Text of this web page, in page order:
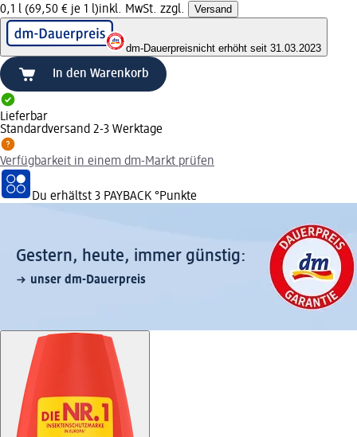
0,1 l (69,50 € je 1 l)inkl. MwSt. zzgl. Versand
dm-Dauerpreisnicht erhöht seit 31.03.2023
In den Warenkorb
Lieferbar
Standardversand 2-3 Werktage
Verfügbarkeit in einem dm-Markt prüfen
Du erhältst 3 PAYBACK °Punkte
Gestern, heute, immer günstig:
unser dm-Dauerpreis